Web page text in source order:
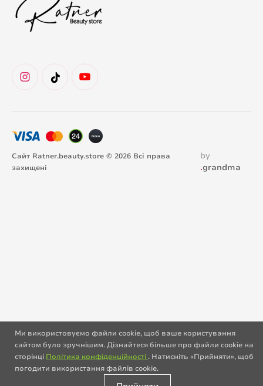
Сайт Ratner.beauty.store © 2026 Всі права
захищені
by
.grandma
Ми використовуємо файли cookie, щоб ваше користування
сайтом було зручнішим. Дізнайтеся більше про файли cookie на
сторінці Політика конфіденційності . Натисніть «Прийняти», щоб
погодити використання файлів cookie.